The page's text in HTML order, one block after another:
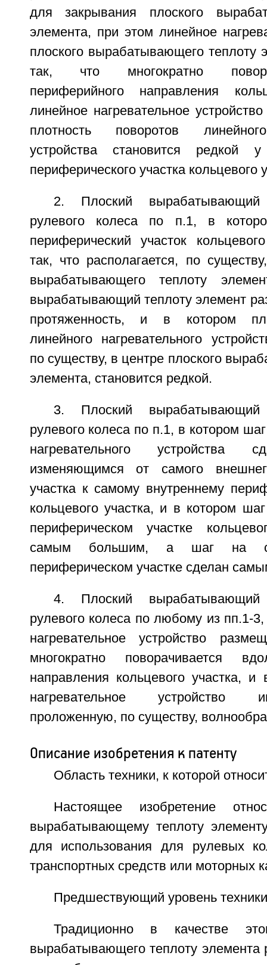
для закрывания плоского
элемента, при этом линейное
плоского вырабатывающего теплоту
так, что многократно
периферийного направления
линейное нагревательное
плотность поворотов
устройства становится редкой
периферического участка кольцевого
2. Плоский вырабатывающий
рулевого колеса по п.1, в
периферический участок
так, что располагается, по
вырабатывающего теплоту
вырабатывающий теплоту элемент
протяженность, и в котором
линейного нагревательного
по существу, в центре плоского
элемента, становится редкой.
3. Плоский вырабатывающий
рулевого колеса по п.1, в котором
нагревательного устройства
изменяющимся от самого
участка к самому внутреннему
кольцевого участка, и в котором
периферическом участке
самым большим, а шаг на
периферическом участке сделан
4. Плоский вырабатывающий
рулевого колеса по любому из пп.1-
нагревательное устройство
многократно поворачивается
направления кольцевого участка,
нагревательное устройство
проложенную, по существу,
Описание изобретения к патенту
Область техники, к которой
Настоящее изобретение
вырабатывающему теплоту
для использования для рулевых
транспортных средств или моторных
Предшествующий уровень техники
Традиционно в качестве
вырабатывающего теплоту элемента